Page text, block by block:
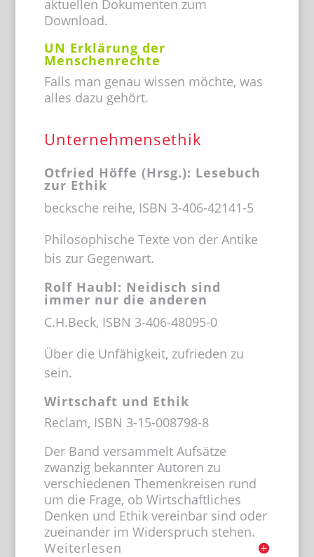
aktuellen Dokumenten zum
Download.
UN Erklärung der
Menschenrechte
Falls man genau wissen möchte, was
alles dazu gehört.
Unternehmensethik
Otfried Höffe (Hrsg.): Lesebuch
zur Ethik
becksche reihe, ISBN 3-406-42141-5
Philosophische Texte von der Antike
bis zur Gegenwart.
Rolf Haubl: Neidisch sind
immer nur die anderen
C.H.Beck, ISBN 3-406-48095-0
Über die Unfähigkeit, zufrieden zu
sein.
Wirtschaft und Ethik
Reclam, ISBN 3-15-008798-8
Der Band versammelt Aufsätze
zwanzig bekannter Autoren zu
verschiedenen Themenkreisen rund
um die Frage, ob Wirtschaftliches
Denken und Ethik vereinbar sind oder
zueinander im Widerspruch stehen.
Weiterlesen